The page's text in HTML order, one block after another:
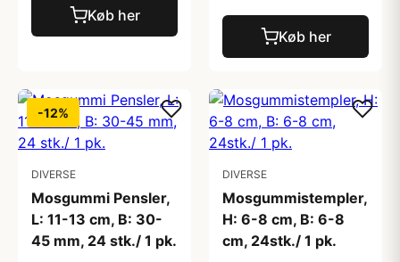
Køb her
Køb her
-12%
DIVERSE
Mosgummi Pensler,
L: 11-13 cm, B: 30-
45 mm, 24 stk./ 1 pk.
DIVERSE
Mosgummistempler,
H: 6-8 cm, B: 6-8
cm, 24stk./ 1 pk.